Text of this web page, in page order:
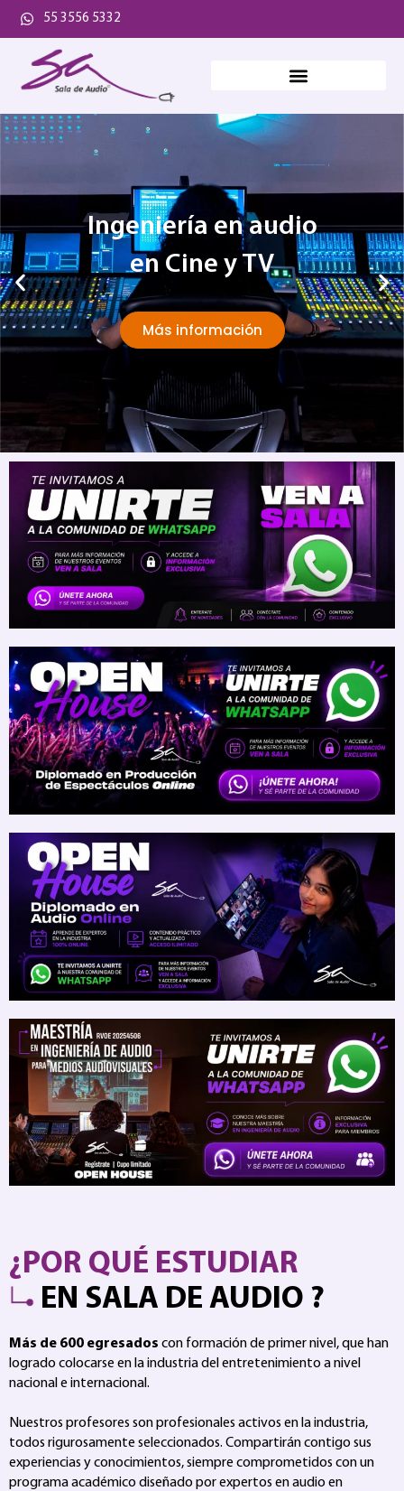
55 3556 5332
Ingeniería en audio
en Cine y TV
Más información
¿POR QUÉ ESTUDIAR
EN SALA DE AUDIO ?
Más de 600 egresados con formación de primer nivel, que han
logrado colocarse en la industria del entretenimiento a nivel
nacional e internacional.
Nuestros profesores son profesionales activos en la industria,
todos rigurosamente seleccionados. Compartirán contigo sus
experiencias y conocimientos, siempre comprometidos con un
programa académico diseñado por expertos en audio en